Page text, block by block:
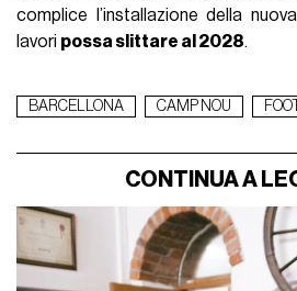
complice l’installazione della
lavori possa slittare al 2028.
BARCELLONA CAMP NOU
CONTINUA A